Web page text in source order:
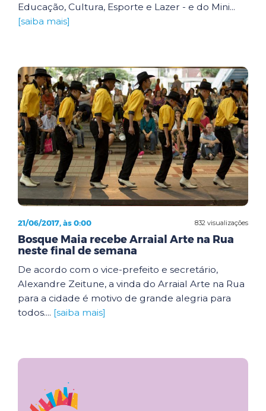
Educação, Cultura, Esporte e Lazer - e do Mini...
[saiba mais]
832 visualizações
21/06/2017, às 0:00
Bosque Maia recebe Arraial Arte na Rua
neste final de semana
De acordo com o vice-prefeito e secretário,
Alexandre Zeitune, a vinda do Arraial Arte na Rua
para a cidade é motivo de grande alegria para
todos.... [saiba mais]